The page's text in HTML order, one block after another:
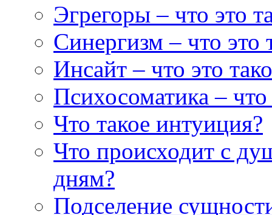
Эгрегоры – что это
Синергизм – что это
Инсайт – что это
Психосоматика – что
Что такое интуиция?
Что происходит с
дням?
Подселение